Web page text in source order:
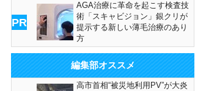
PR
AGA治療に革命を起こす検査技
術「スキャビジョン」銀クリが
提示する新しい薄毛治療のあり
方
編集部オススメ
高市首相“被災地利用PV”が大炎